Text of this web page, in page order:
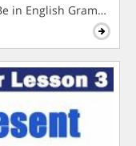
in English Grammar